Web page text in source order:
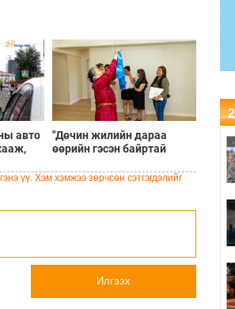
авто
"Дөчин жилийн дараа
өөрийн гэсэн байртай
үү. Хэм хэмжээ зөрчсөн сэтгэгдэлийг
Илгээх